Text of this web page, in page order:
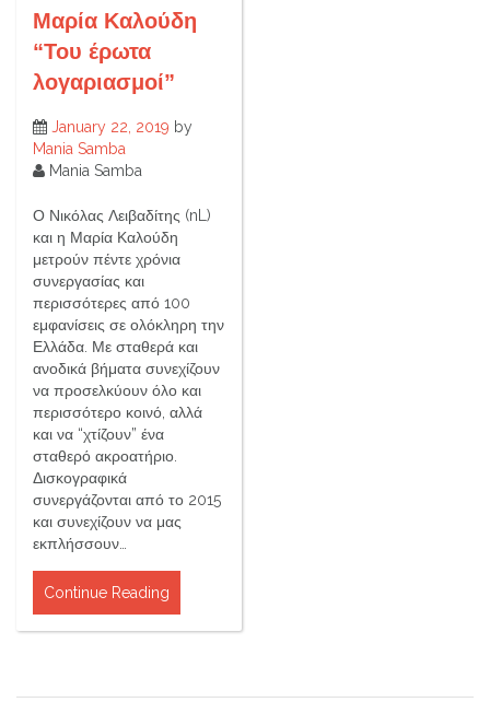
Μαρία Καλούδη
“Του έρωτα
λογαριασμοί”
January 22, 2019 by
Mania Samba
Mania Samba
Ο Νικόλας Λειβαδίτης (nL)
και η Μαρία Καλούδη
μετρούν πέντε χρόνια
συνεργασίας και
περισσότερες από 100
εμφανίσεις σε ολόκληρη την
Ελλάδα. Με σταθερά και
ανοδικά βήματα συνεχίζουν
να προσελκύουν όλο και
περισσότερο κοινό, αλλά
και να “χτίζουν” ένα
σταθερό ακροατήριο.
Δισκογραφικά
συνεργάζονται από το 2015
και συνεχίζουν να μας
εκπλήσσουν…
Continue Reading